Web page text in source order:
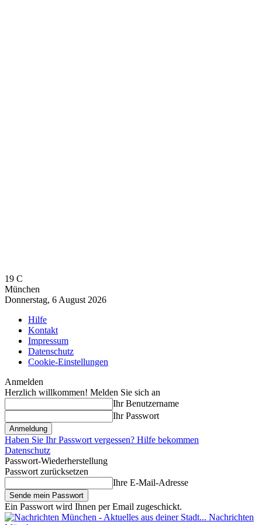
19 C
München
Donnerstag, 6 August 2026
Hilfe
Kontakt
Impressum
Datenschutz
Cookie-Einstellungen
Anmelden
Herzlich willkommen! Melden Sie sich an
Ihr Benutzername
Ihr Passwort
Haben Sie Ihr Passwort vergessen? Hilfe bekommen
Datenschutz
Passwort-Wiederherstellung
Passwort zurücksetzen
Ihre E-Mail-Adresse
Ein Passwort wird Ihnen per Email zugeschickt.
Nachrichten